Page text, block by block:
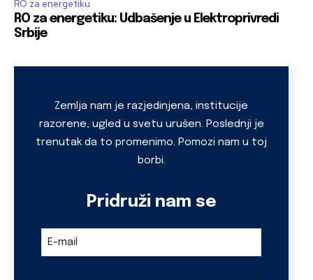
RO za energetiku
RO za energetiku: Udbašenje u Elektroprivredi
Srbije
Zemlja nam je razjedinjena, institucije
razorene, ugled u svetu urušen. Poslednji je
trenutak da to promenimo. Pomozi nam u toj
borbi.
Pridruži nam se
E-mail